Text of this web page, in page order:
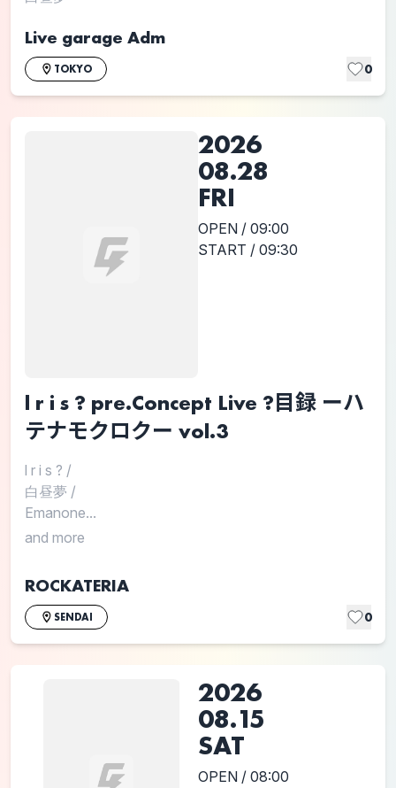
Live garage Adm
TOKYO 0
2026
08.28
FRI
OPEN / 09:00
START / 09:30
l r i s ? pre.Concept Live ?目録 ーハ
テナモクロクー vol.3
l r i s ? /
白昼夢 /
Emanone...
and more
ROCKATERIA
SENDAI 0
2026
08.15
SAT
OPEN / 08:00